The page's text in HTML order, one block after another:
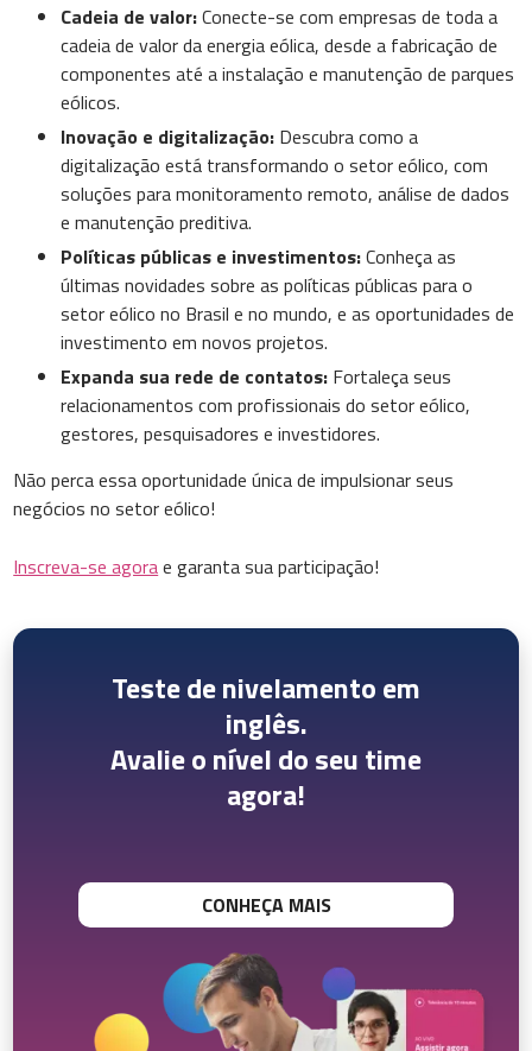
Cadeia de valor:Conecte-se com empresas de toda a
cadeia de valor da energia eólica, desde a fabricação de
componentes até a instalação e manutenção de parques
eólicos.
Inovação e digitalização: Descubra como a
digitalização está transformando o setor eólico, com
soluções para monitoramento remoto, análise de dados
e manutenção preditiva.
Políticas públicas e investimentos:Conheça as
últimas novidades sobre as políticas públicas para o
setor eólico no Brasil e no mundo, e as oportunidades de
investimento em novos projetos.
Expanda sua rede de contatos: Fortaleça seus
relacionamentos com profissionais do setor eólico,
gestores, pesquisadores e investidores.
Não perca essa oportunidade única de impulsionar seus
negócios no setor eólico!
Inscreva-se agorae garanta sua participação!
Teste de nivelamento em
inglês.
Avalie o nível do seu time
agora!
CONHEÇA MAIS